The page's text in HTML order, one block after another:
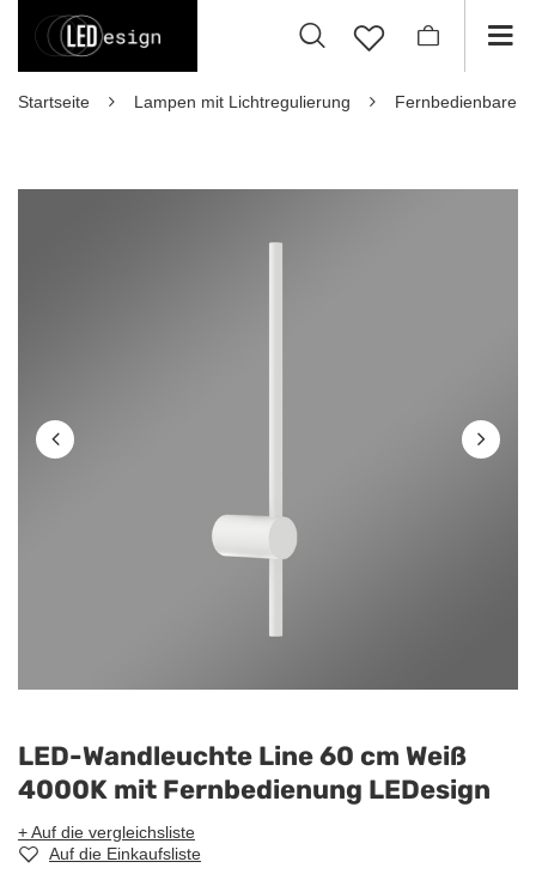
Startseite Lampen mit Lichtregulierung Fernbedienbare
LED-Wandleuchte Line 60 cm Weiß
4000K mit Fernbedienung LEDesign
+ Auf die vergleichsliste
Auf die Einkaufsliste